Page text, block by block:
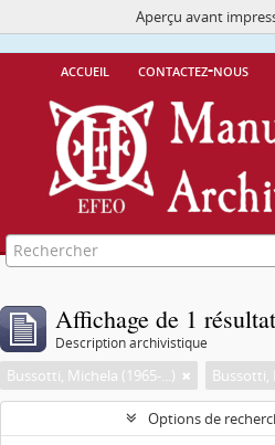
Ce site utilise des cookies
accueil contactez-nous
Aperçu avant
Affichage de 1
Description archivistique
Bussotti, Michela (1965-...) Bussotti,
Options de